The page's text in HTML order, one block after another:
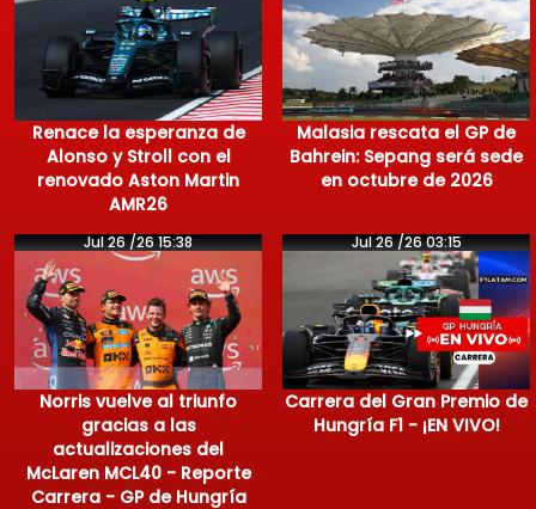
Renace la esperanza de
Alonso y Stroll con el
renovado Aston Martin
AMR26
Malasia rescata el GP de
Bahrein: Sepang será sede
en octubre de 2026
Jul 26 /26 15:38
Norris vuelve al triunfo
gracias a las
actualizaciones del
McLaren MCL40 - Reporte
Carrera - GP de Hungría
Jul 26 /26 03:15
Carrera del Gran Premio de
Hungría F1 - ¡EN VIVO!